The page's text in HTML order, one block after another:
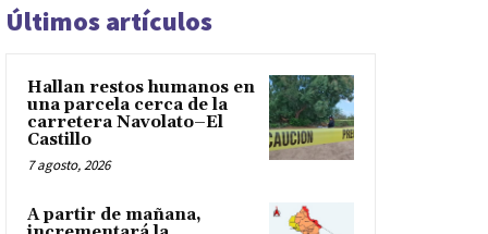
Últimos artículos
Hallan restos humanos en
una parcela cerca de la
carretera Navolato–El
Castillo
7 agosto, 2026
A partir de mañana,